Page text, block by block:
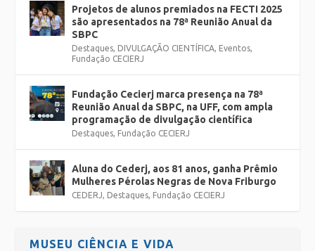
Projetos de alunos premiados na FECTI 2025
são apresentados na 78ª Reunião Anual da
SBPC
Destaques DIVULGAÇÃO CIENTÍFICA Eventos
Fundação CECIERJ
Fundação Cecierj marca presença na 78ª
Reunião Anual da SBPC, na UFF, com ampla
programação de divulgação científica
Destaques Fundação CECIERJ
Aluna do Cederj, aos 81 anos, ganha Prêmio
Mulheres Pérolas Negras de Nova Friburgo
CEDERJ Destaques Fundação CECIERJ
MUSEU CIÊNCIA E VIDA